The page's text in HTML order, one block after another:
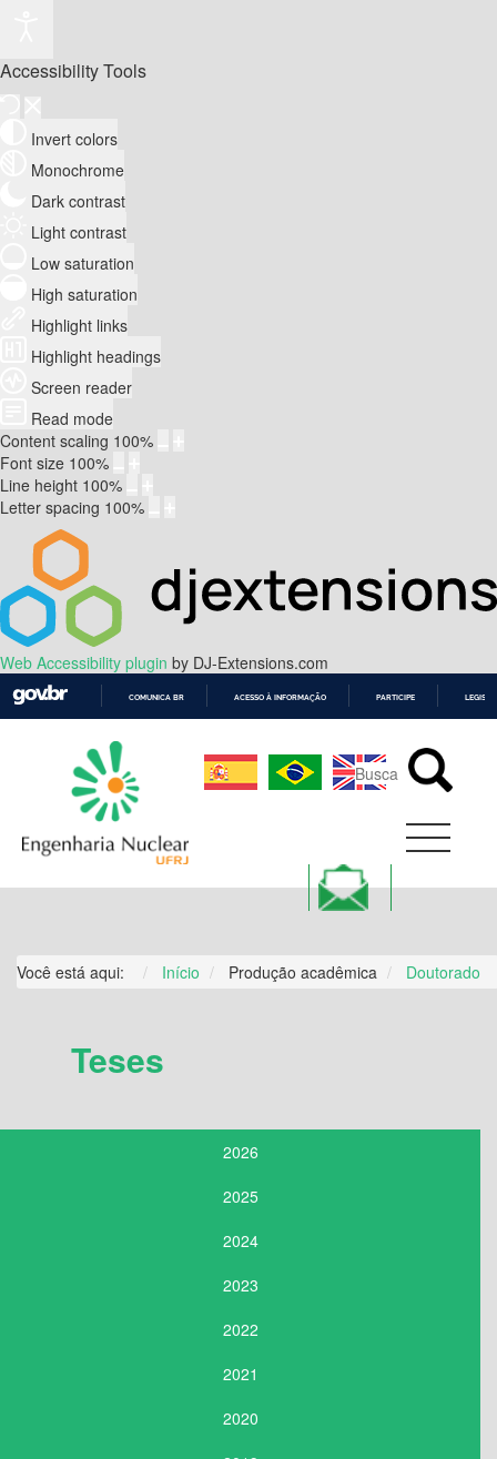
Accessibility Tools
Invert colors
Monochrome
Dark contrast
Light contrast
Low saturation
High saturation
Highlight links
Highlight headings
Screen reader
Read mode
Content scaling 100%
Font size 100%
Line height 100%
Letter spacing 100%
Web Accessibility plugin by DJ-Extensions.com
CONTEÚDO
COMUNICA BR ACESSO À INFORMAÇÃO PARTICIPE
Você está aqui: Início Produção acadêmica Doutorado
Teses
2026
2025
2024
2023
2022
2021
2020